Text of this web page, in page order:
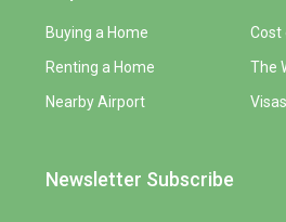
Buying a Home
Renting a Home
Nearby Airport
Cost
The
Newsletter Subscribe